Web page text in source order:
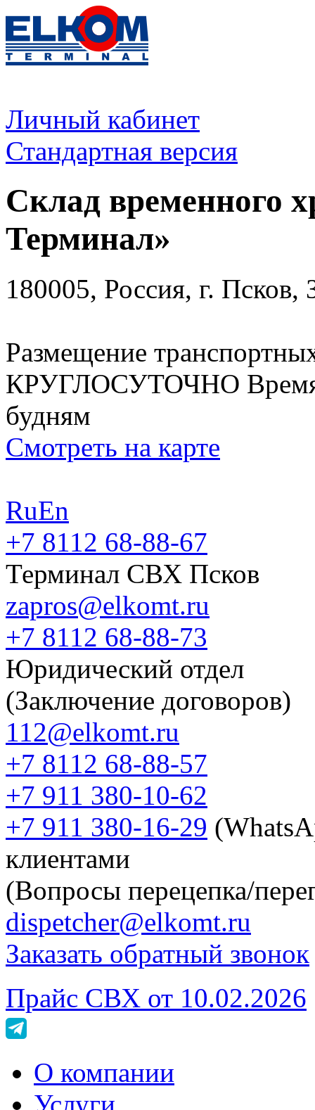
Личный кабинет
Стандартная версия
Склад временного
Терминал»
180005, Россия, г. Псков,
Размещение
КРУГЛОСУТОЧНО
будням
Смотреть на карте
RuEn
+7 8112 68-88-67
Терминал СВХ Псков
zapros@elkomt.ru
+7 8112 68-88-73
Юридический отдел
(Заключение договоров)
112@elkomt.ru
+7 8112 68-88-57
+7 911 380-10-62
+7 911 380-16-29
клиентами
(Вопросы перецепка/
dispetcher@elkomt.ru
Заказать обратный звонок
Прайс СВХ от 10.02.2026
О компании
Услуги